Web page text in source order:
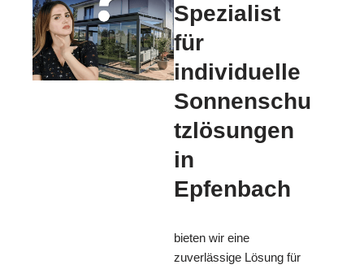
Spezialist
für
individuelle
Sonnenschu
tzlösungen
in
Epfenbach
bieten wir eine
zuverlässige Lösung für